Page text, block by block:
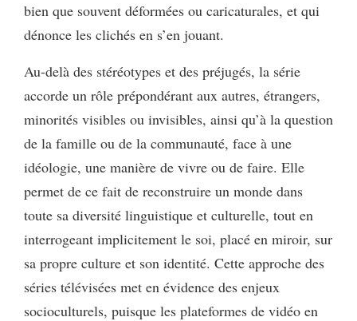
bien que souvent déformées ou caricaturales, et qui
dénonce les clichés en s’en jouant.
Au-delà des stéréotypes et des préjugés, la série
accorde un rôle prépondérant aux autres, étrangers,
minorités visibles ou invisibles, ainsi qu’à la question
de la famille ou de la communauté, face à une
idéologie, une manière de vivre ou de faire. Elle
permet de ce fait de reconstruire un monde dans
toute sa diversité linguistique et culturelle, tout en
interrogeant implicitement le soi, placé en miroir, sur
sa propre culture et son identité. Cette approche des
séries télévisées met en évidence des enjeux
socioculturels, puisque les plateformes de vidéo en